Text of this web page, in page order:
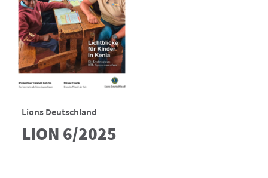
Lions Deutschland
LION 6/2025